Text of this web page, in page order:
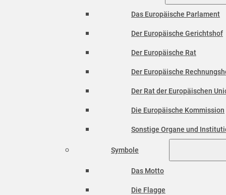
Das Europäische Parlament
Der Europäische Gerichtshof
Der Europäische Rat
Der Europäische
Der Rat der Europäischen
Die Europäische Kommission
Sonstige Organe und
Symbole
Das Motto
Die Flagge